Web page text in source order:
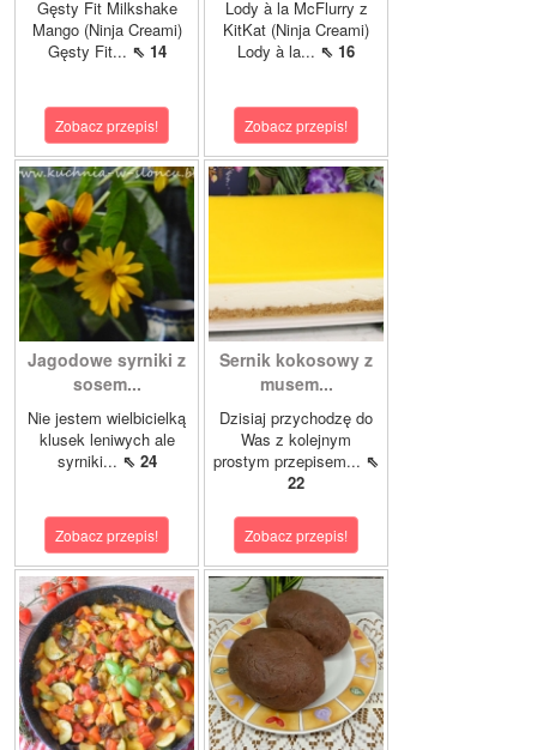
Gęsty Fit Milkshake
Mango (Ninja Creami)
Gęsty Fit... ⇖ 14
Zobacz przepis!
Lody à la McFlurry z
KitKat (Ninja Creami)
Lody à la... ⇖ 16
Zobacz przepis!
Jagodowe syrniki z
sosem...
Nie jestem wielbicielką
klusek leniwych ale
syrniki... ⇖ 24
Zobacz przepis!
Sernik kokosowy z
musem...
Dzisiaj przychodzę do
Was z kolejnym
prostym przepisem... ⇖
22
Zobacz przepis!